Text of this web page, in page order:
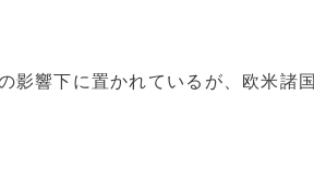
響下に置かれているが、欧米諸国